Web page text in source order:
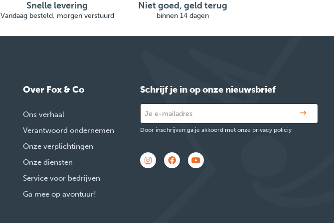
Snelle levering
Vandaag besteld, morgen verstuurd
Niet goed, geld terug
binnen 14 dagen
Over Fox & Co
Ons verhaal
Verantwoord ondernemen
Onze verplichtingen
Onze diensten
Service voor bedrijven
Ga mee op avontuur!
Schrijf je in op onze nieuwsbrief
Door inschrijven ga je akkoord met onze privacy policiy